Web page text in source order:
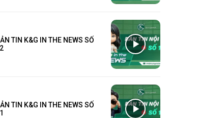
TIN K&G IN THE NEWS SỐ
TIN K&G IN THE NEWS SỐ